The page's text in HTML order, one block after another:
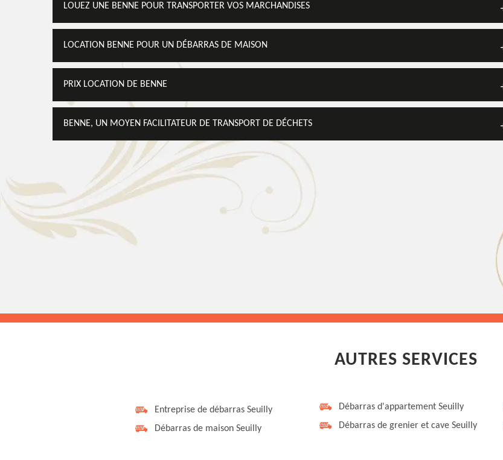
LOUEZ UNE BENNE POUR TRANSPORTER VOS MARCHANDISES
LOCATION BENNE POUR UN DÉBARRAS DE MAISON
PRIX LOCATION DE BENNE
BENNE, UN MOYEN FACILITATEUR DE TRANSPORT DE DÉCHETS
AUTRES SERVICES
Entreprise de débarras Seuilly
Débarras de maison Seuilly
Débarras d'appartement Seuilly
Débarras de grenier et cave Seuilly